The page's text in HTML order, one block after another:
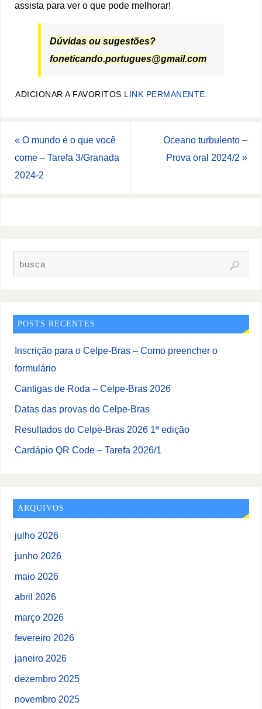
assista para ver o que pode melhorar!
Dúvidas ou sugestões?
foneticando.portugues@gmail.com
ADICIONAR A FAVORITOS LINK PERMANENTE
« O mundo é o que você
come – Tarefa 3/Granada
2024-2
Oceano turbulento –
Prova oral 2024/2 »
POSTS RECENTES
Inscrição para o Celpe-Bras – Como preencher o
formulário
Cantigas de Roda – Celpe-Bras 2026
Datas das provas do Celpe-Bras
Resultados do Celpe-Bras 2026 1ª edição
Cardápio QR Code – Tarefa 2026/1
ARQUIVOS
julho 2026
junho 2026
maio 2026
abril 2026
março 2026
fevereiro 2026
janeiro 2026
dezembro 2025
novembro 2025